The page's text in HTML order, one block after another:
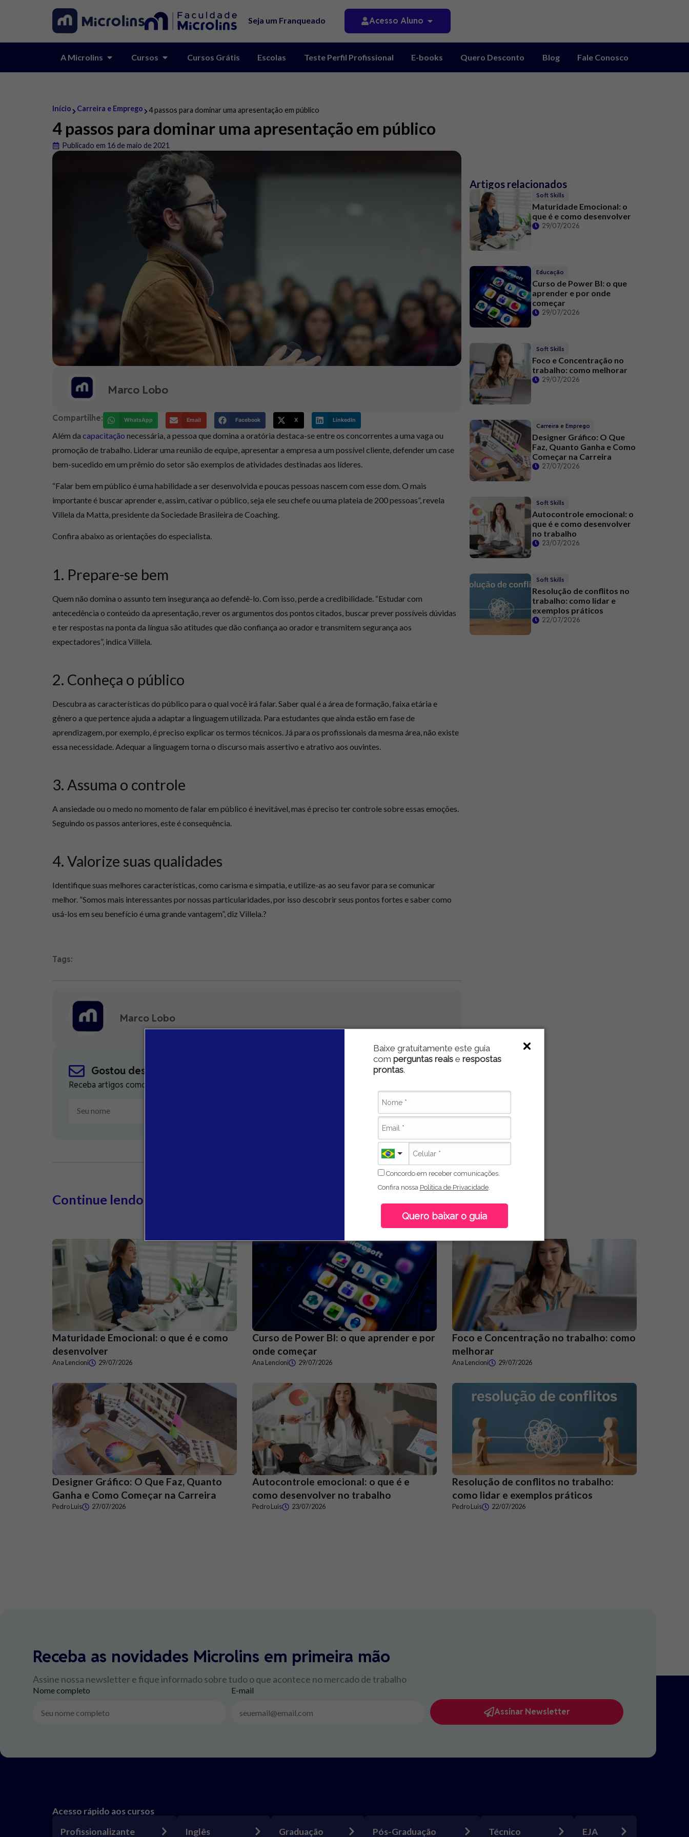
Baixe gratuitamente este guia
com perguntas reais e respostas
prontas.
Concordo em receber comunicações.
Confira nossa Política de Privacidade.
Quero baixar o guia
Seja um Franqueado Acesso Aluno
A Microlins Cursos Cursos Grátis Escolas Teste Perfil Profissional E-books Quero Desconto Blog Fale Conosco
Início Carreira e Emprego 4 passos para dominar uma apresentação em público
4 passos para dominar uma apresentação em público
Publicado em 16 de maio de 2021
Marco Lobo
Compartilhe: WhatsApp Email Facebook X LinkedIn
Além da capacitação necessária, a pessoa que domina a oratória destaca-se entre os concorrentes a uma vaga ou
promoção de trabalho. Liderar uma reunião de equipe, apresentar a empresa a um possível cliente, defender um case
bem-sucedido em um prêmio do setor são exemplos de atividades destinadas aos líderes.
“Falar bem em público é uma habilidade a ser desenvolvida e poucas pessoas nascem com esse dom. O mais
importante é buscar aprender e, assim, cativar o público, seja ele seu chefe ou uma plateia de 200 pessoas”, revela
Villela da Matta, presidente da Sociedade Brasileira de Coaching.
Confira abaixo as orientações do especialista.
1. Prepare-se bem
Quem não domina o assunto tem insegurança ao defendê-lo. Com isso, perde a credibilidade. “Estudar com
antecedência o conteúdo da apresentação, rever os argumentos dos pontos citados, buscar prever possíveis dúvidas
e ter respostas na ponta da língua são atitudes que dão confiança ao orador e transmitem segurança aos
expectadores”, indica Villela.
2. Conheça o público
Descubra as características do público para o qual você irá falar. Saber qual é a área de formação, faixa etária e
gênero a que pertence ajuda a adaptar a linguagem utilizada. Para estudantes que ainda estão em fase de
aprendizagem, por exemplo, é preciso explicar os termos técnicos. Já para os profissionais da mesma área, não existe
essa necessidade. Adequar a linguagem torna o discurso mais assertivo e atrativo aos ouvintes.
3. Assuma o controle
A ansiedade ou o medo no momento de falar em público é inevitável, mas é preciso ter controle sobre essas emoções.
Seguindo os passos anteriores, este é consequência.
4. Valorize suas qualidades
Identifique suas melhores características, como carisma e simpatia, e utilize-as ao seu favor para se comunicar
melhor. “Somos mais interessantes por nossas particularidades, por isso descobrir seus pontos fortes e saber como
usá-los em seu benefício é uma grande vantagem”, diz Villela.?
Tags:
Marco Lobo
Gostou deste conteúdo?
Receba artigos como este diretamente no seu e-mail. Assine nossa newsletter gratuita.
Assinar grátis
Artigos relacionados
Soft Skills
Maturidade Emocional: o
que é e como desenvolver
29/07/2026
Educação
Curso de Power BI: o que
aprender e por onde
começar
29/07/2026
Soft Skills
Foco e Concentração no
trabalho: como melhorar
29/07/2026
Carreira e Emprego
Designer Gráfico: O Que
Faz, Quanto Ganha e Como
Começar na Carreira
27/07/2026
Soft Skills
Autocontrole emocional: o
que é e como desenvolver
no trabalho
23/07/2026
Soft Skills
Resolução de conflitos no
trabalho: como lidar e
exemplos práticos
22/07/2026
Continue lendo
Maturidade Emocional: o que é e como
desenvolver
Ana Lencioni 29/07/2026
Curso de Power BI: o que aprender e por
onde começar
Ana Lencioni 29/07/2026
Foco e Concentração no trabalho: como
melhorar
Ana Lencioni 29/07/2026
Designer Gráfico: O Que Faz, Quanto
Ganha e Como Começar na Carreira
Pedro Luis 27/07/2026
Autocontrole emocional: o que é e
como desenvolver no trabalho
Pedro Luis 23/07/2026
Resolução de conflitos no trabalho:
como lidar e exemplos práticos
Pedro Luis 22/07/2026
Receba as novidades Microlins em primeira mão
Assine nossa newsletter e fique informado sobre tudo o que acontece no mercado de trabalho
Nome completo E-mail
Assinar Newsletter
Acesso rápido aos cursos
Profissionalizante
Inglês Graduação Pós-Graduação Técnico EJA